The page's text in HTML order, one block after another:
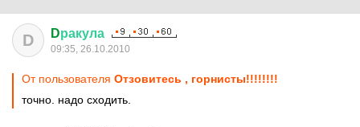
D Dракула
09:35, 26.10.2010
От пользователя Отзовитесь , горнисты!!!!!!!!
точно. надо сходить.